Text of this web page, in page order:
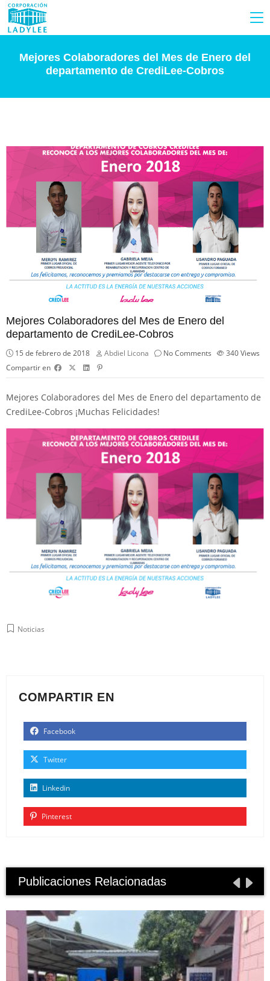
Mejores Colaboradores del Mes de Enero del
departamento de CrediLee-Cobros
Mejores Colaboradores del Mes de Enero del
departamento de CrediLee-Cobros
15 de febrero de 2018 Abdiel Licona No Comments 340Views
Compartir en
Mejores Colaboradores del Mes de Enero del departamento de
CrediLee-Cobros ¡Muchas Felicidades!
Noticias
COMPARTIR EN
Facebook
Twitter
Linkedin
Pinterest
Publicaciones Relacionadas